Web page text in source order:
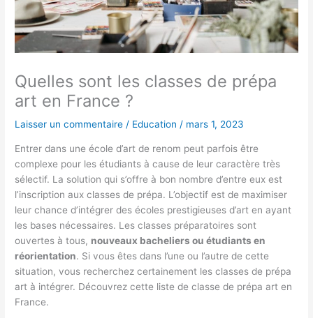
Quelles sont les classes de prépa
art en France ?
Laisser un commentaire / Education / mars 1, 2023
Entrer dans une école d’art de renom peut parfois être
complexe pour les étudiants à cause de leur caractère très
sélectif. La solution qui s’offre à bon nombre d’entre eux est
l’inscription aux classes de prépa. L’objectif est de maximiser
leur chance d’intégrer des écoles prestigieuses d’art en ayant
les bases nécessaires. Les classes préparatoires sont
ouvertes à tous, nouveaux bacheliers ou étudiants en
réorientation. Si vous êtes dans l’une ou l’autre de cette
situation, vous recherchez certainement les classes de prépa
art à intégrer. Découvrez cette liste de classe de prépa art en
France.